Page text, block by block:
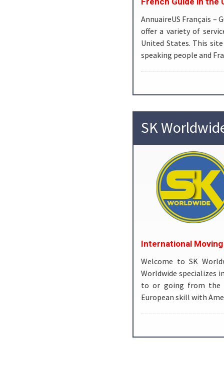
AnnuaireUS Français –
offer a variety of
United States. This
speaking people and
SK
International
Welcome to SK
Worldwide specializes
to or going from the
European skill with